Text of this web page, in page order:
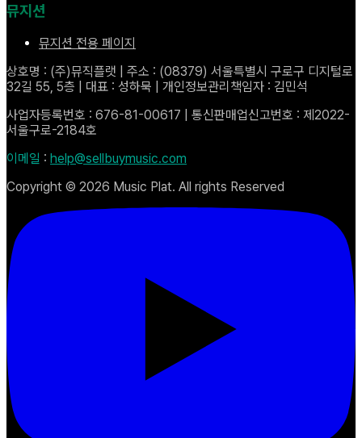
뮤지션
뮤지션 전용 페이지
상호명 : (주)뮤직플랫 | 주소 : (08379) 서울특별시 구로구 디지털로
32길 55, 5층 | 대표 : 성하묵 | 개인정보관리책임자 : 김민석
사업자등록번호 : 676-81-00617 | 통신판매업신고번호 : 제2022-
서울구로-2184호
이메일 : help@sellbuymusic.com
Copyright © 2026 Music Plat. All rights Reserved